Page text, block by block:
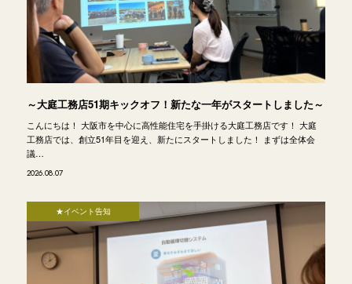
～大庭工務店51期キックオフ！新たな一年がスタートしました～
こんにちは！ 大阪市を中心に高性能住宅を手掛ける大庭工務店です！ 大庭
工務店では、創立51年目を迎え、新たにスタートしました！ まずは全体会
議…
2026.08.07
★イベント告知